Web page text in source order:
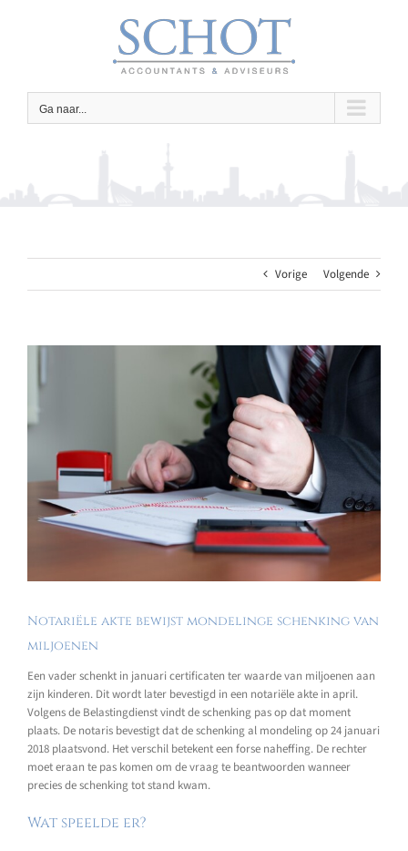
Ga naar...
Vorige Volgende
afbeelding
Notariële akte bewijst mondelinge schenking van
miljoenen
Een vader schenkt in januari certificaten ter waarde van miljoenen aan
zijn kinderen. Dit wordt later bevestigd in een notariële akte in april.
Volgens de Belastingdienst vindt de schenking pas op dat moment
plaats. De notaris bevestigt dat de schenking al mondeling op 24 januari
2018 plaatsvond. Het verschil betekent een forse naheffing. De rechter
moet eraan te pas komen om de vraag te beantwoorden wanneer
precies de schenking tot stand kwam.
Wat speelde er?